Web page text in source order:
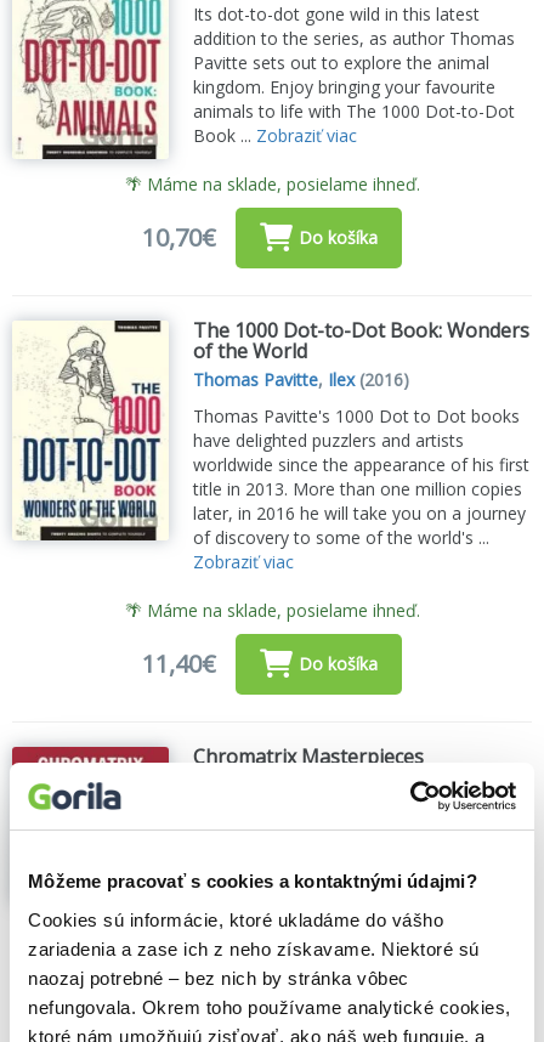
Môžeme pracovať s cookies a kontaktnými údajmi?
Cookies sú informácie, ktoré ukladáme do vášho
zariadenia a zase ich z neho získavame. Niektoré sú
naozaj potrebné – bez nich by stránka vôbec
nefungovala. Okrem toho používame analytické cookies,
ktoré nám umožňujú zisťovať, ako náš web funguje, a
Its dot-to-dot gone wild in this latest
addition to the series, as author Thomas
Pavitte sets out to explore the animal
kingdom. Enjoy bringing your favourite
animals to life with The 1000 Dot-to-Dot
Book ... Zobraziť viac
🌴 Máme na sklade, posielame ihneď.
10,70€ Do košíka
The 1000 Dot-to-Dot Book: Wonders
of the World
Thomas Pavitte, Ilex(2016)
Thomas Pavitte's 1000 Dot to Dot books
have delighted puzzlers and artists
worldwide since the appearance of his first
title in 2013. More than one million copies
later, in 2016 he will take you on a journey
of discovery to some of the world's ...
Zobraziť viac
🌴 Máme na sklade, posielame ihneď.
11,40€ Do košíka
Chromatrix Masterpieces
Octopus Publishing
Colour in and reveal famous
puzzles
Chromatrix is the latest unique colouring
activity puzzle book from bestselling
author and puzzle artist Thomas Pavitte...
Zobraziť viac